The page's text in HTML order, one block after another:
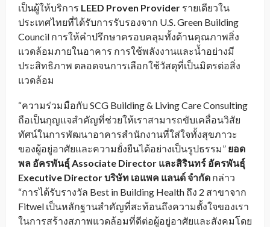
เป็นผู้ให้บริการ LEED Proven Provider รายเดียวใน
ประเทศไทยที่ได้รับการรับรองจาก U.S. Green Building
Council การให้คำปรึกษาครอบคลุมทั้งด้านคุณภาพสิ่ง
แวดล้อมภายในอาคาร การใช้พลังงานและน้ำอย่างมี
ประสิทธิภาพ ตลอดจนการเลือกใช้วัสดุที่เป็นมิตรต่อสิ่ง
แวดล้อม
“ความร่วมมือกับ SCG Building & Living Care Consulting
ถือเป็นกุญแจสำคัญที่ช่วยให้เราสามารถขับเคลื่อนวิสัย
ทัศน์ในการพัฒนาอาคารสำนักงานที่ใส่ใจทั้งสุขภาวะ
ของผู้อยู่อาศัยและความยั่งยืนได้อย่างเป็นรูปธรรม” ยอด
พล อัครพันธุ์ Associate Director และสิรินทร์ อัครพันธุ์
Executive Directorบริษัท เอแพค แลนด์ จำกัด กล่าว
“การได้รับรางวัล Best in Building Health ถึง 2 สาขาจาก
Fitwel เป็นหลักฐานสำคัญที่สะท้อนถึงความตั้งใจของเรา
ในการสร้างสภาพแวดล้อมที่ดีต่อผู้อยู่อาศัยและสังคมโดย